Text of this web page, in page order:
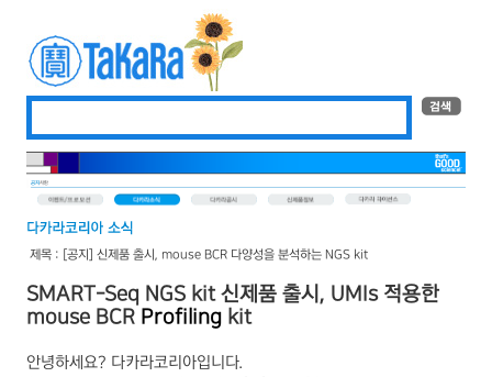
제목 : [공지] 신제품 출시, mouse BCR 다양성을 분석하는 NGS kit
SMART-Seq NGS kit 신제품 출시, UMIs 적용한
mouse BCR Profiling kit
안녕하세요? 다카라코리아입니다.